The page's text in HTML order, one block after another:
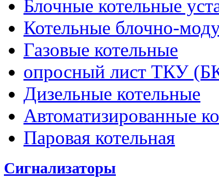
Блочные котельные
Котельные блочно-
Газовые котельные
опросный лист ТКУ
Дизельные котельные
Автоматизированные
Паровая котельная
Сигнализаторы